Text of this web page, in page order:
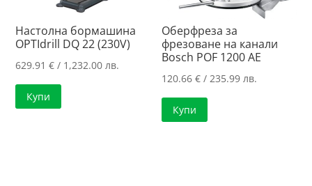
Настолна бормашина
OPTIdrill DQ 22 (230V)
629.91€ / 1,232.00 лв.
Купи
Оберфреза за
фрезоване на канали
Bosch POF 1200 AE
120.66€ / 235.99 лв.
Купи